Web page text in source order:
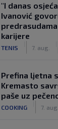
"I danas
Ivanović
karijere
TENIS 7. aug.
Prefina ljetna
Kremasto
paše uz
COOKING 7. aug.